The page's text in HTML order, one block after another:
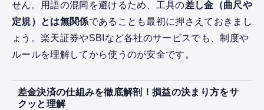
せん。用語の混同を避けるため、工具の差し金（曲尺や
定規）とは無関係であることも最初に押さえておきまし
ょう。楽天証券やSBIなど各社のサービスでも、制度や
ルールを理解してから使うのが安全です。
差金決済の仕組みを徹底解剖！損益の決まり方をサ
クッと理解